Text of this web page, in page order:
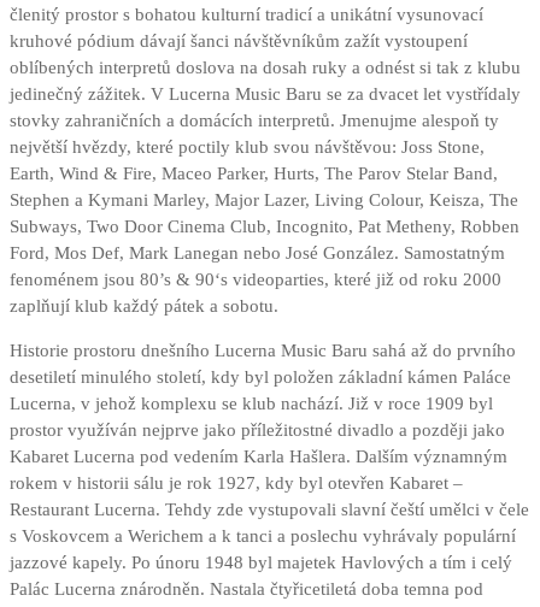
členitý prostor s bohatou kulturní tradicí a unikátní vysunovací
kruhové pódium dávají šanci návštěvníkům zažít vystoupení
oblíbených interpretů doslova na dosah ruky a odnést si tak z klubu
jedinečný zážitek. V Lucerna Music Baru se za dvacet let vystřídaly
stovky zahraničních a domácích interpretů. Jmenujme alespoň ty
největší hvězdy, které poctily klub svou návštěvou: Joss Stone,
Earth, Wind & Fire, Maceo Parker, Hurts, The Parov Stelar Band,
Stephen a Kymani Marley, Major Lazer, Living Colour, Keisza, The
Subways, Two Door Cinema Club, Incognito, Pat Metheny, Robben
Ford, Mos Def, Mark Lanegan nebo José González. Samostatným
fenoménem jsou 80’s & 90‘s videoparties, které již od roku 2000
zaplňují klub každý pátek a sobotu.
Historie prostoru dnešního Lucerna Music Baru sahá až do prvního
desetiletí minulého století, kdy byl položen základní kámen Paláce
Lucerna, v jehož komplexu se klub nachází. Již v roce 1909 byl
prostor využíván nejprve jako příležitostné divadlo a později jako
Kabaret Lucerna pod vedením Karla Hašlera. Dalším významným
rokem v historii sálu je rok 1927, kdy byl otevřen Kabaret –
Restaurant Lucerna. Tehdy zde vystupovali slavní čeští umělci v čele
s Voskovcem a Werichem a k tanci a poslechu vyhrávaly populární
jazzové kapely. Po únoru 1948 byl majetek Havlových a tím i celý
Palác Lucerna znárodněn. Nastala čtyřicetiletá doba temna pod